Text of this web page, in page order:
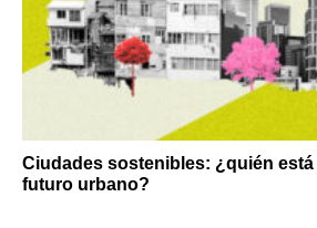
Ciudades sostenibles: ¿quién está
futuro urbano?